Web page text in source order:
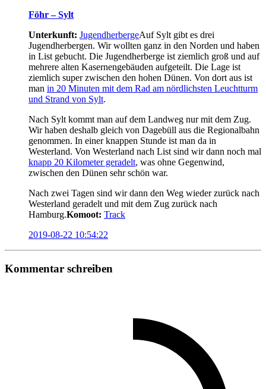
Föhr – Sylt
Unterkunft: JugendherbergeAuf Sylt gibt es drei
Jugendherbergen. Wir wollten ganz in den Norden und haben
in List gebucht. Die Jugendherberge ist ziemlich groß und auf
mehrere alten Kasernengebäuden aufgeteilt. Die Lage ist
ziemlich super zwischen den hohen Dünen. Von dort aus ist
man in 20 Minuten mit dem Rad am nördlichsten Leuchtturm
und Strand von Sylt.
Nach Sylt kommt man auf dem Landweg nur mit dem Zug.
Wir haben deshalb gleich von Dagebüll aus die Regionalbahn
genommen. In einer knappen Stunde ist man da in
Westerland. Von Westerland nach List sind wir dann noch mal
knapp 20 Kilometer geradelt, was ohne Gegenwind,
zwischen den Dünen sehr schön war.
Nach zwei Tagen sind wir dann den Weg wieder zurück nach
Westerland geradelt und mit dem Zug zurück nach
Hamburg.Komoot: Track
2019-08-22 10:54:22
Kommentar schreiben